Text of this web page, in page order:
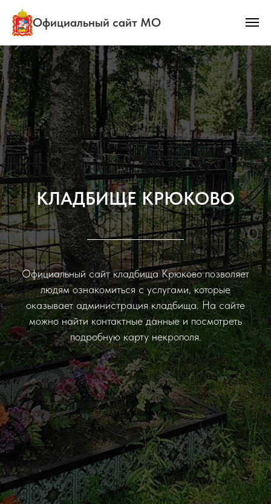
Официальный сайт МО
КЛАДБИЩЕ КРЮКОВО
Официальный сайт кладбища Крюково позволяет
людям ознакомиться с услугами, которые
оказывает администрация кладбища. На сайте
можно найти контактные данные и посмотреть
подробную карту некрополя.